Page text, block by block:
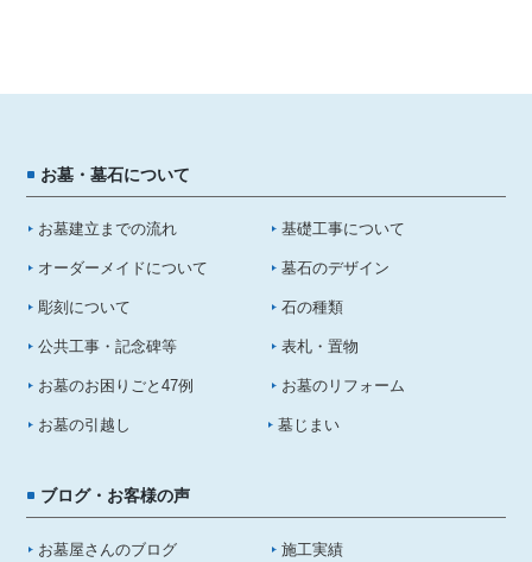
お墓・墓石について
お墓建立までの流れ 基礎工事について
オーダーメイドについて 墓石のデザイン
彫刻について 石の種類
公共工事・記念碑等 表札・置物
お墓のお困りごと47例 お墓のリフォーム
お墓の引越し 墓じまい
ブログ・お客様の声
お墓屋さんのブログ 施工実績